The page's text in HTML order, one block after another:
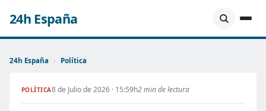
24h España
24h España › Política
POLÍTICA8 de Julio de 2026 · 15:59h2 min de lectura